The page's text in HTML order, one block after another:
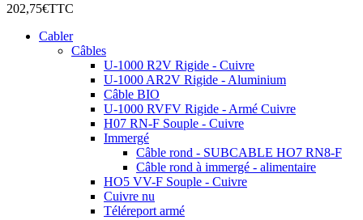
202,75€TTC
Cabler
Câbles
U-1000 R2V Rigide - Cuivre
U-1000 AR2V Rigide - Aluminium
Câble BIO
U-1000 RVFV Rigide - Armé Cuivre
H07 RN-F Souple - Cuivre
Immergé
Câble rond - SUBCABLE HO7 RN8-F
Câble rond à immergé - alimentaire
HO5 VV-F Souple - Cuivre
Cuivre nu
Téléreport armé